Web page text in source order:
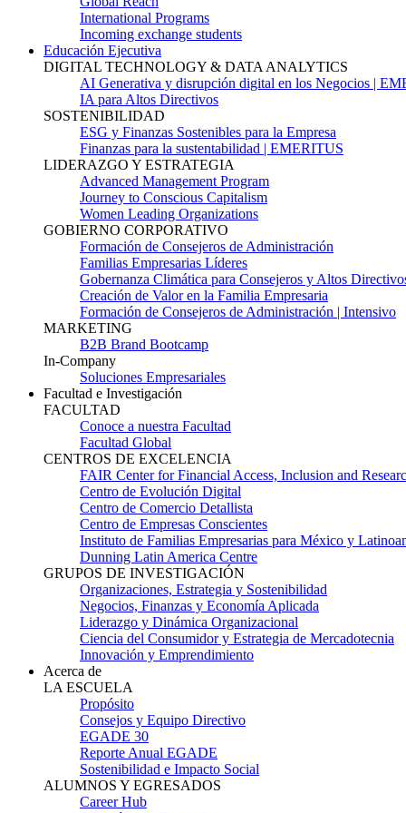
International Programs
Incoming exchange students
Educación Ejecutiva
DIGITAL TECHNOLOGY & DATA ANALYTICS
AI Generativa y disrupción digital en los Negocios |
IA para Altos Directivos
SOSTENIBILIDAD
ESG y Finanzas Sostenibles para la Empresa
Finanzas para la sustentabilidad | EMERITUS
LIDERAZGO Y ESTRATEGIA
Advanced Management Program
Journey to Conscious Capitalism
Women Leading Organizations
GOBIERNO CORPORATIVO
Formación de Consejeros de Administración
Familias Empresarias Líderes
Gobernanza Climática para Consejeros y Altos
Creación de Valor en la Familia Empresaria
Formación de Consejeros de Administración | Intensivo
MARKETING
B2B Brand Bootcamp
In-Company
Soluciones Empresariales
Facultad e Investigación
FACULTAD
Conoce a nuestra Facultad
Facultad Global
CENTROS DE EXCELENCIA
FAIR Center for Financial Access, Inclusion and
Centro de Evolución Digital
Centro de Comercio Detallista
Centro de Empresas Conscientes
Instituto de Familias Empresarias para México y
Dunning Latin America Centre
GRUPOS DE INVESTIGACIÓN
Organizaciones, Estrategia y Sostenibilidad
Negocios, Finanzas y Economía Aplicada
Liderazgo y Dinámica Organizacional
Ciencia del Consumidor y Estrategia de Mercadotecnia
Innovación y Emprendimiento
Acerca de
LA ESCUELA
Propósito
Consejos y Equipo Directivo
EGADE 30
Reporte Anual EGADE
Sostenibilidad e Impacto Social
ALUMNOS Y EGRESADOS
Career Hub